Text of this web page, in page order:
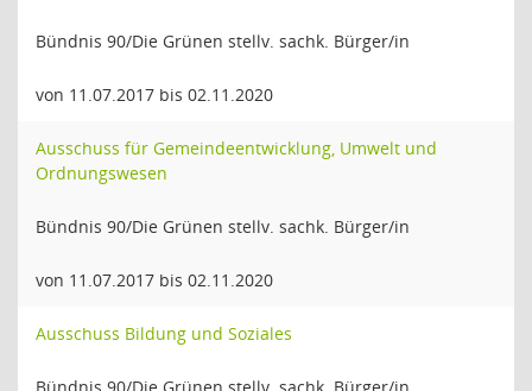
Bündnis 90/Die Grünen stellv. sachk. Bürger/in
von 11.07.2017 bis 02.11.2020
Ausschuss für Gemeindeentwicklung, Umwelt und
Ordnungswesen
Bündnis 90/Die Grünen stellv. sachk. Bürger/in
von 11.07.2017 bis 02.11.2020
Ausschuss Bildung und Soziales